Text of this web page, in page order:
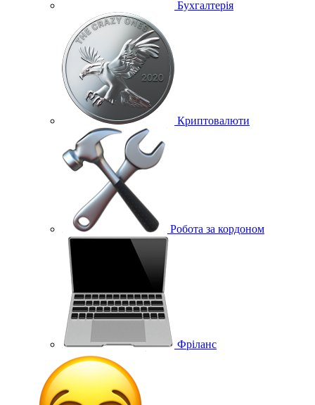
Бухгалтерія
Криптовалюти
Робота за кордоном
Фріланс